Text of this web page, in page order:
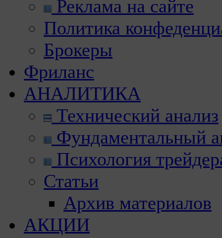
Реклама на сайте
Политика
Брокеры
Фриланс
АНАЛИТИКА
Технический анализ
Фундаментальный
Психология
Статьи
Архив материалов
АКЦИИ